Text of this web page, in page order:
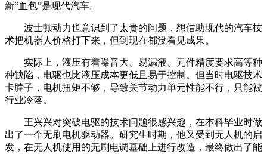
新“血包”是现代汽车。
波士顿动力也意识到了太贵的问题，想借助现代的汽车技
术把机器人价格打下来，但到现在都没看见成果。
实际上，液压有着噪音大、易漏液、元件精度要求高等种
种缺陷，电驱也比液压成本更低且易于控制。但当时电驱技术
卡脖子，电机扭矩不够，导致关节动力单元性能不行，只能被
行业冷落。
王兴兴对突破电驱的技术问题很感兴趣，在本科毕业时做
出了一个无刷电机驱动器。研究生时期，他又受到无人机的启
发，在无人机使用的无刷电调基础上进行改造，最终做出了能